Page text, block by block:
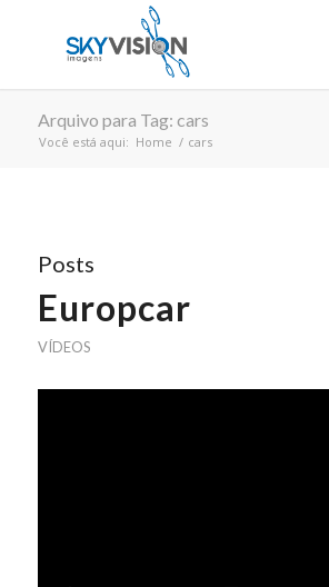
Arquivo para Tag: cars
Você está aqui: Home / cars
Posts
Europcar
VÍDEOS